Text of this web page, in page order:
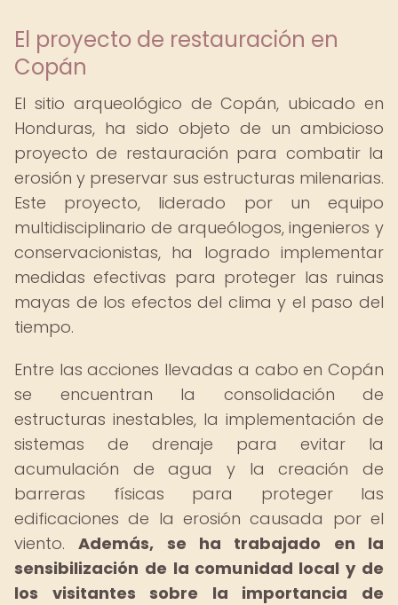
El proyecto de restauración en
Copán
El sitio arqueológico de Copán, ubicado en
Honduras, ha sido objeto de un ambicioso
proyecto de restauración para combatir la
erosión y preservar sus estructuras milenarias.
Este proyecto, liderado por un equipo
multidisciplinario de arqueólogos, ingenieros y
conservacionistas, ha logrado implementar
medidas efectivas para proteger las ruinas
mayas de los efectos del clima y el paso del
tiempo.
Entre las acciones llevadas a cabo en Copán
se encuentran la consolidación de
estructuras inestables, la implementación de
sistemas de drenaje para evitar la
acumulación de agua y la creación de
barreras físicas para proteger las
edificaciones de la erosión causada por el
viento.Además, se ha trabajado en la
sensibilización de la comunidad local y de
los visitantes sobre la importancia de